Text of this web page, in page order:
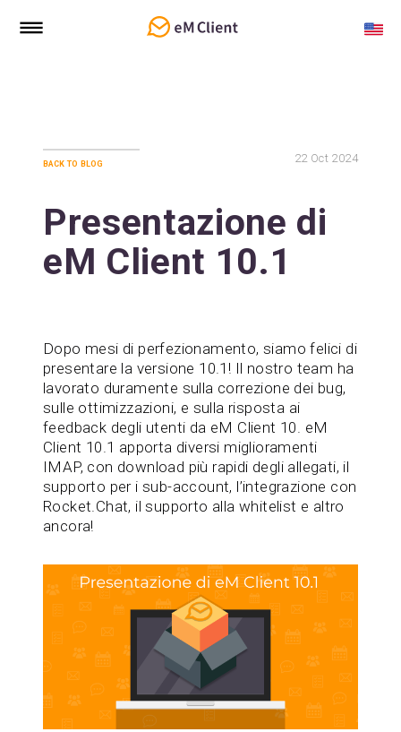
back to blog 22 Oct 2024
Presentazione di
eM Client 10.1
Dopo mesi di perfezionamento, siamo felici di
presentare la versione 10.1! Il nostro team ha
lavorato duramente sulla correzione dei bug,
sulle ottimizzazioni, e sulla risposta ai
feedback degli utenti da eM Client 10. eM
Client 10.1 apporta diversi miglioramenti
IMAP, con download più rapidi degli allegati, il
supporto per i sub-account, l’integrazione con
Rocket.Chat, il supporto alla whitelist e altro
ancora!